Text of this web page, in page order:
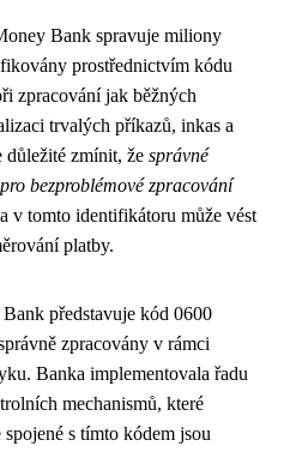
Bank spravuje miliony
prostřednictvím kódu
zpracování jak běžných
trvalých příkazů, inkas a
důležité zmínit, že správné
bezproblémové zpracování
v tomto identifikátoru může vést
platby.
představuje kód 0600
zpracovány v rámci
Banka implementovala řadu
mechanismů, které
s tímto kódem jsou